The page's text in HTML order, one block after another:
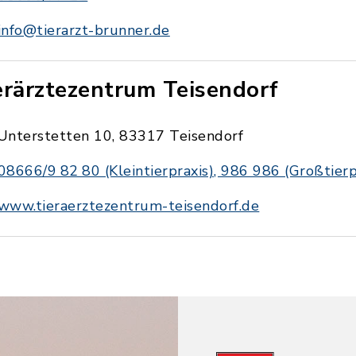
brunner.de
Teisendorf
10, 83317 Teisendorf
9 82 80 (Kleintierpraxis), 986 986
teisendorf.de